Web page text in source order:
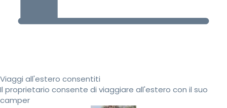
Viaggi all'estero consentiti
Il proprietario consente di viaggiare all'estero con il suo
camper